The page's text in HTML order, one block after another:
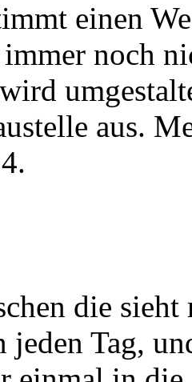
einen
noch
aus.
die
jeden Tag,